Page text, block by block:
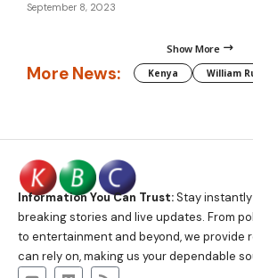
September 8, 2023
Show More
More News: Kenya William
Information You Can Trust:Stay
breaking stories and live updates. From
to entertainment and beyond, we provide
can rely on, making us your dependable